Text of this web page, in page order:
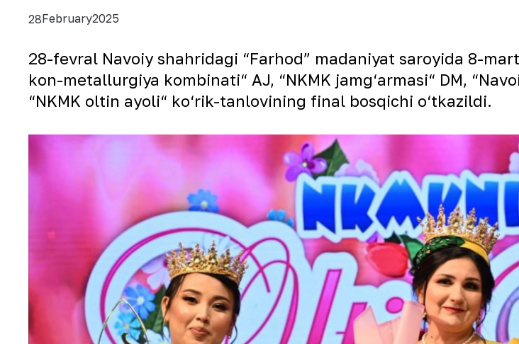
28February2025
28-fevral Navoiy shahridagi “Farhod” madaniyat saroyida 8-
kon-metallurgiya kombinati“ AJ, “NKMK jamg‘armasi“ DM,
“NKMK oltin ayoli“ ko‘rik-tanlovining final bosqichi o‘tkazildi.